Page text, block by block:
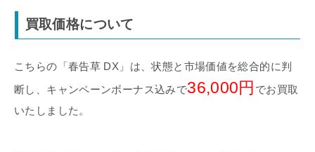
買取価格について
こちらの「春告草 DX」は、状態と市場価値を総合的に判
断し、キャンペーンボーナス込みで36,000円 でお買取
いたしました。